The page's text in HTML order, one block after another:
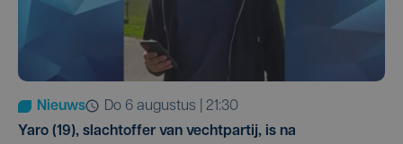
Nieuws
do 6 augustus | 21:30
Yaro (19), slachtoffer van vechtpartij, is na